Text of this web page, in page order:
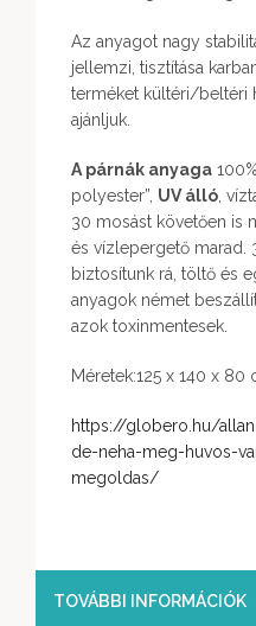
Az anyagot nagy
jellemzi, tisztítása
terméket kültéri/beltéri
ajánljuk.
A párnák anyaga
polyester”, UV álló,
30 mosást követően is
és vízlepergető marad.
biztosítunk rá, töltő és
anyagok német
azok toxinmentesek.
Méretek:125 x 140 x 80
https://globero.hu/
de-neha-meg-huvos-
megoldas/
TOVÁBBI INFORMÁCIÓK